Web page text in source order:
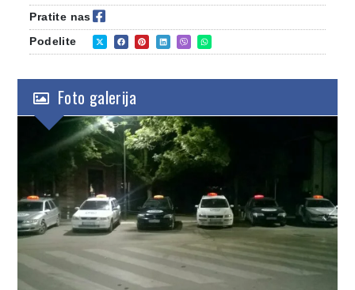
Pratite nas
Podelite
Foto galerija